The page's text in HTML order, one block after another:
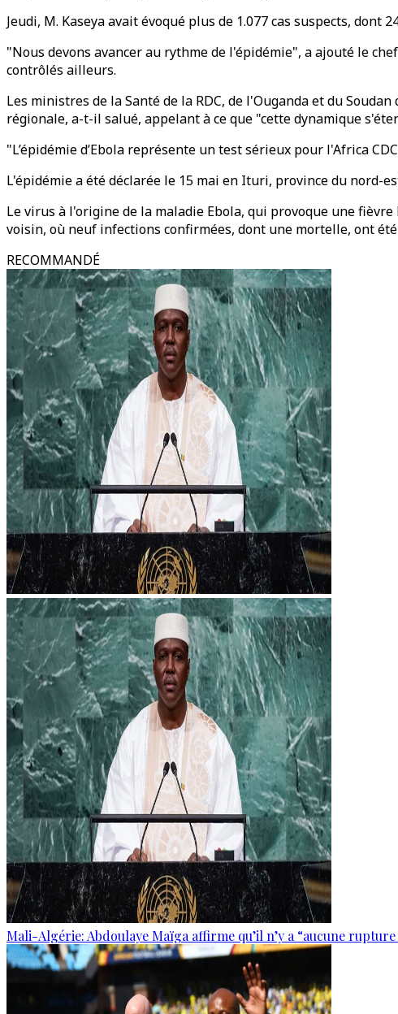
Jeudi, M. Kaseya avait évoqué plus de 1.077 cas suspects, dont
"Nous devons avancer au rythme de l'épidémie", a ajouté le
contrôlés ailleurs.
Les ministres de la Santé de la RDC, de l'Ouganda et du
régionale, a-t-il salué, appelant à ce que "cette dynamique
"L’épidémie d’Ebola représente un test sérieux pour l'Africa
L'épidémie a été déclarée le 15 mai en Ituri, province du nord-
Le virus à l'origine de la maladie Ebola, qui provoque une
voisin, où neuf infections confirmées, dont une mortelle, ont été
RECOMMANDÉ
Mali-Algérie: Abdoulaye Maïga affirme qu’il n’y a “aucune